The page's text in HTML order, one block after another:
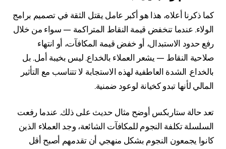
كما ذكرنا أعلاه، هذا هو أكبر عامل يقتل الثقة في تصميم برامج
الولاء. عندما تنخفض قيمة النقاط المتراكمة — سواء من خلال
رفع حدود الاستبدال، أو خفض قيمة المكافآت، أو انتهاء
صلاحية النقاط — يشعر العملاء بالخداع. ليس بخيبة أمل. بل
بالخداع. الشدة العاطفية لهذه الاستجابة لا تتناسب مع التأثير
المالي لأنها تبدو كخيانة لوعود ضمنية.
تعد حالة ستاربكس أوضح مثال حديث على ذلك. عندما رفعت
السلسلة تكلفة النجوم للمكافآت الشائعة، وجد العملاء الذين
كانوا يجمعون النجوم بشكل منهجي أن تقدمهم أصبح أقل